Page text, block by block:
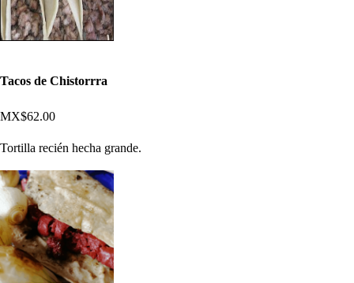
Tacos de Chistorrra
MX$62.00
Tortilla recién hecha grande.